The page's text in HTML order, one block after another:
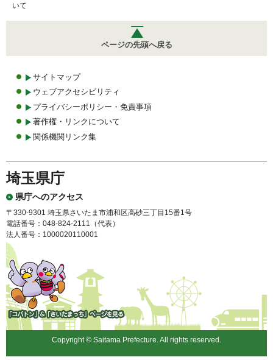
いて
ページの先頭へ戻る
サイトマップ
ウェブアクセシビリティ
プライバシーポリシー・免責事項
著作権・リンクについて
関係機関リンク集
埼玉県庁
県庁へのアクセス
〒330-9301 埼玉県さいたま市浦和区高砂三丁目15番1号
電話番号：048-824-2111（代表）
法人番号：1000020110001
「コバトン」&「さいたまっ
ち」
Copyright © Saitama Prefecture. All rights reserved.